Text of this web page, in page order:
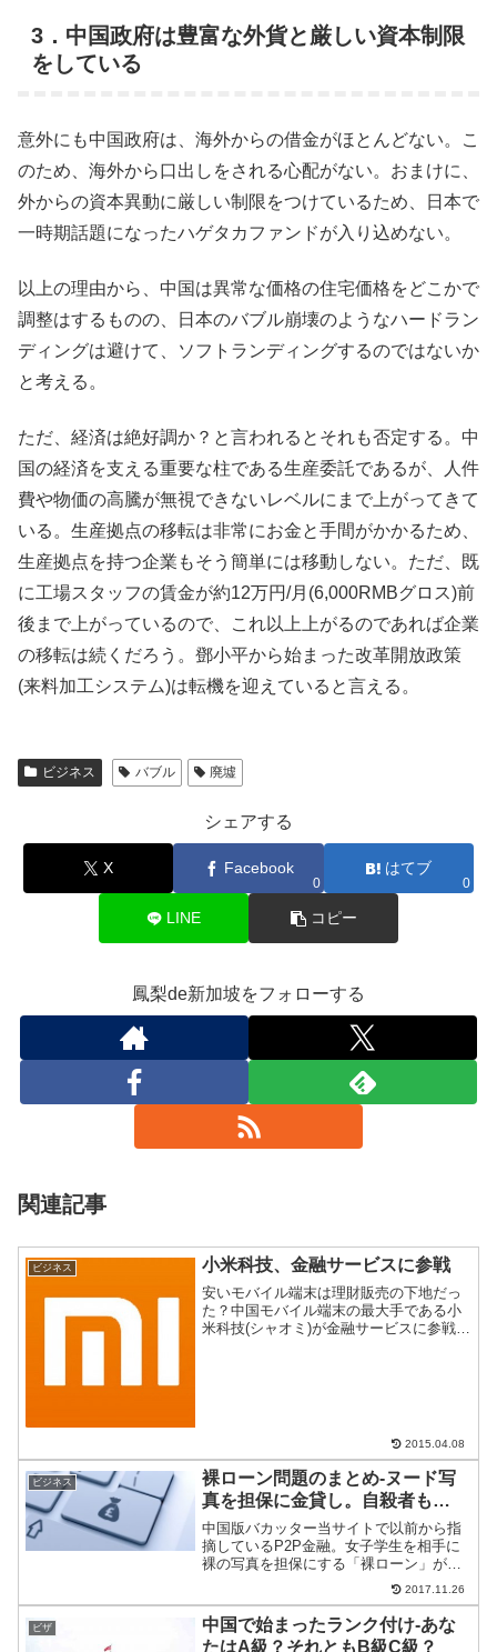
3．中国政府は豊富な外貨と厳しい資本制限
をしている
意外にも中国政府は、海外からの借金がほとんどない。こ
のため、海外から口出しをされる心配がない。おまけに、
外からの資本異動に厳しい制限をつけているため、日本で
一時期話題になったハゲタカファンドが入り込めない。
以上の理由から、中国は異常な価格の住宅価格をどこかで
調整はするものの、日本のバブル崩壊のようなハードラン
ディングは避けて、ソフトランディングするのではないか
と考える。
ただ、経済は絶好調か？と言われるとそれも否定する。中
国の経済を支える重要な柱である生産委託であるが、人件
費や物価の高騰が無視できないレベルにまで上がってきて
いる。生産拠点の移転は非常にお金と手間がかかるため、
生産拠点を持つ企業もそう簡単には移動しない。ただ、既
に工場スタッフの賃金が約12万円/月(6,000RMBグロス)前
後まで上がっているので、これ以上上がるのであれば企業
の移転は続くだろう。鄧小平から始まった改革開放政策
(来料加工システム)は転機を迎えていると言える。
ビジネス バブル 廃墟
シェアする
X Facebook
0
はてブ
0
LINE コピー
鳳梨de新加坡をフォローする
関連記事
ビジネス 小米科技、金融サービスに参戦
安いモバイル端末は理財販売の下地だっ
た？中国モバイル端末の最大手である小
米科技(シャオミ)が金融サービスに参戦を
2015.04.08
ビジネス
裸ローン問題のまとめ-ヌード写
真を担保に金貸し。自殺者も…
中国版バカッター当サイトで以前から指
摘しているP2P金融。女子学生を相手に
裸の写真を担保にする「裸ローン」が社
会問題化。自殺者まででているので、一
2017.11.26
ビザ
中国で始まったランク付け-あな
たはA級？それともB級C級？